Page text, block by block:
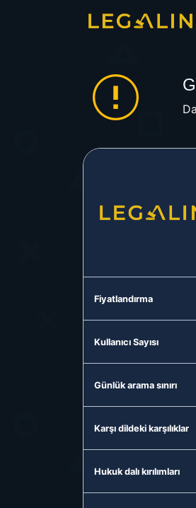
Fiyatlandırma
Kullanıcı Sayısı
Günlük arama sınırı
Karşı dildeki karşılıklar
Hukuk dalı kırılımları